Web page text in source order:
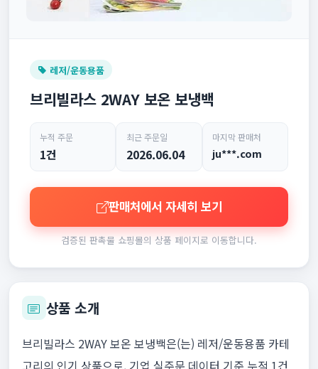
레저/운동용품
브리빌라스 2WAY 보온 보냉백
누적 주문
1건
최근 주문일
2026.06.04
마지막 판매처
ju***.com
판매처에서 자세히 보기
검증된 판촉물 쇼핑몰의 상품 페이지로 이동합니다.
상품 소개
브리빌라스 2WAY 보온 보냉백은(는) 레저/운동용품 카테
고리의 인기 상품으로, 기업 실주문 데이터 기준 누적 1건